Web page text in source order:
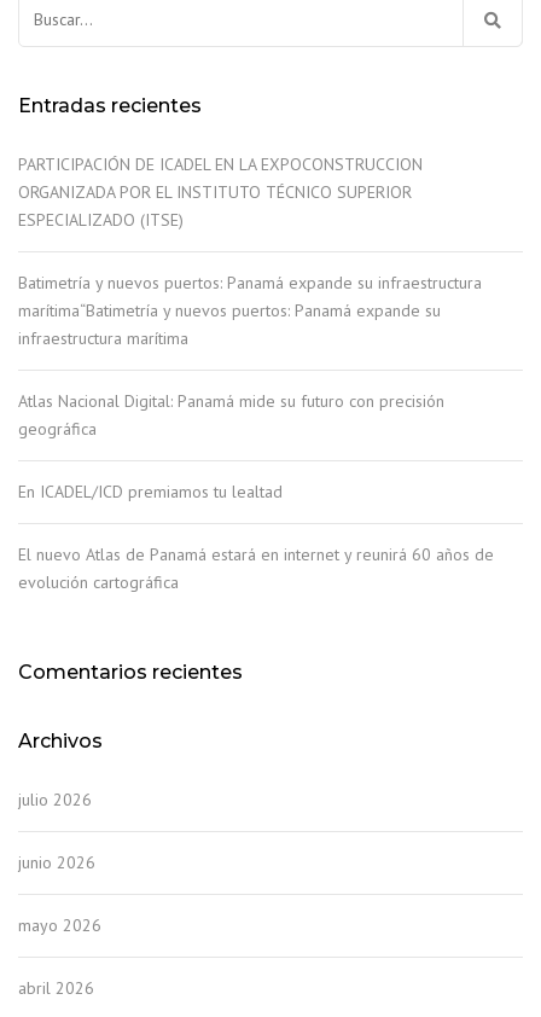
Entradas recientes
PARTICIPACIÓN DE ICADEL EN LA EXPOCONSTRUCCION
ORGANIZADA POR EL INSTITUTO TÉCNICO SUPERIOR
ESPECIALIZADO (ITSE)
Batimetría y nuevos puertos: Panamá expande su infraestructura
marítima“Batimetría y nuevos puertos: Panamá expande su
infraestructura marítima
Atlas Nacional Digital: Panamá mide su futuro con precisión
geográfica
En ICADEL/ICD premiamos tu lealtad
El nuevo Atlas de Panamá estará en internet y reunirá 60 años de
evolución cartográfica
Comentarios recientes
Archivos
julio 2026
junio 2026
mayo 2026
abril 2026